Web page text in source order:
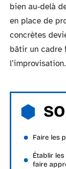
bien au-delà
en place de
concrètes
bâtir un cadre
l’improvisation.
Faire les
Établir
faire